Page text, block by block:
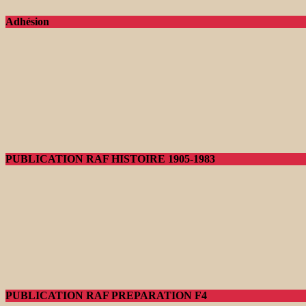
Adhésion
PUBLICATION RAF HISTOIRE 1905-1983
PUBLICATION RAF PREPARATION F4